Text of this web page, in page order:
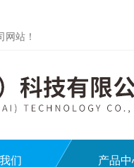
站！
们 产品中